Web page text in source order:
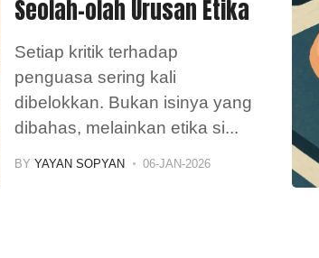
Seolah-olah Urusan Etika
Setiap kritik terhadap
penguasa sering kali
dibelokkan. Bukan isinya yang
dibahas, melainkan etika si...
BY YAYAN SOPYAN 06-JAN-2026